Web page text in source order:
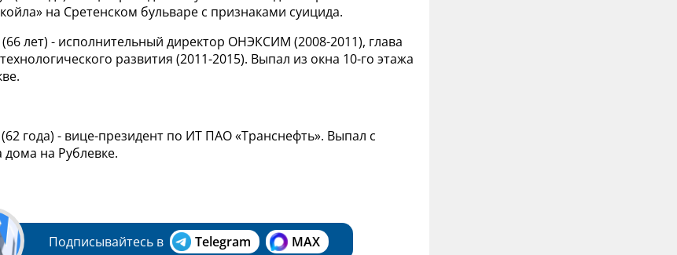
на Сретенском бульваре с признаками суицида.
лет) - исполнительный директор ОНЭКСИМ (2008-2011), глава
развития (2011-2015). Выпал из окна 10-го этажа
года) - вице-президент по ИТ ПАО «Транснефть». Выпал с
дома на Рублевке.
Подписывайтесь в Telegram MAX